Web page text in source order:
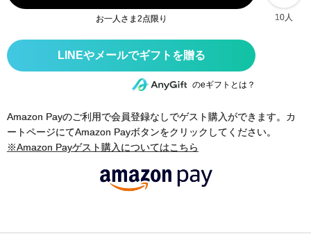
お一人さま2点限り 10人
のeギフトとは？
Amazon Payのご利用で会員登録なしでゲスト購入ができます。カ
ートページにてAmazon Payボタンをクリックしてください。
※Amazon Payゲスト購入についてはこちら